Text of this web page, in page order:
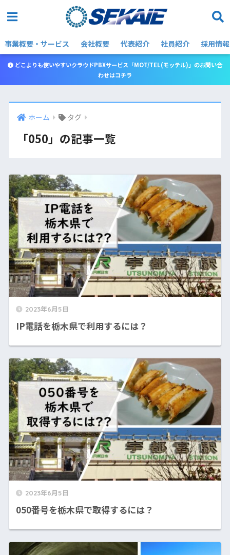
事業概要・サービス 会社概要 代表紹介 社員紹介 採用情報
どこよりも使いやすいクラウドPBXサービス「MOT/TEL(モッテル)」のお問い合
わせはコチラ
ホーム タグ
「050」の記事一覧
2023年6月5日
IP電話を栃木県で利用するには？
2023年6月5日
050番号を栃木県で取得するには？